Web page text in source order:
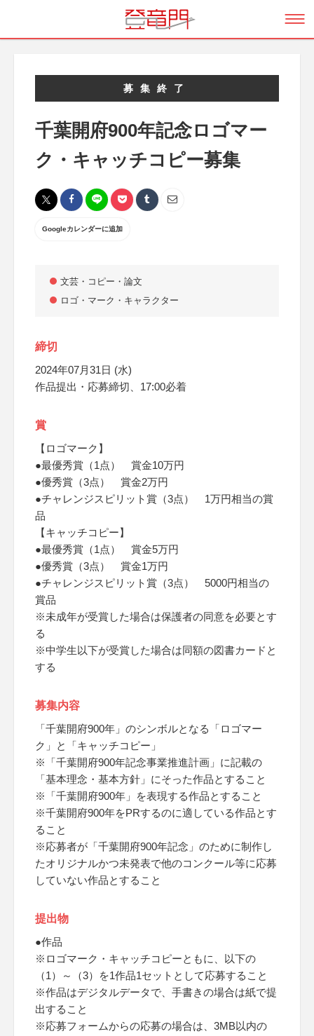
募集終了
千葉開府900年記念ロゴマー
ク・キャッチコピー募集
Googleカレンダーに追加
文芸・コピー・論文
ロゴ・マーク・キャラクター
締切
2024年07月31日 (水)
作品提出・応募締切、17:00必着
賞
【ロゴマーク】
●最優秀賞（1点） 賞金10万円
●優秀賞（3点） 賞金2万円
●チャレンジスピリット賞（3点） 1万円相当の賞
品
【キャッチコピー】
●最優秀賞（1点） 賞金5万円
●優秀賞（3点） 賞金1万円
●チャレンジスピリット賞（3点） 5000円相当の
賞品
※未成年が受賞した場合は保護者の同意を必要とす
る
※中学生以下が受賞した場合は同額の図書カードと
する
募集内容
「千葉開府900年」のシンボルとなる「ロゴマー
ク」と「キャッチコピー」
※「千葉開府900年記念事業推進計画」に記載の
「基本理念・基本方針」にそった作品とすること
※「千葉開府900年」を表現する作品とすること
※千葉開府900年をPRするのに適している作品とす
ること
※応募者が「千葉開府900年記念」のために制作し
たオリジナルかつ未発表で他のコンクール等に応募
していない作品とすること
提出物
●作品
※ロゴマーク・キャッチコピーともに、以下の
（1）～（3）を1作品1セットとして応募すること
※作品はデジタルデータで、手書きの場合は紙で提
出すること
※応募フォームからの応募の場合は、3MB以内の